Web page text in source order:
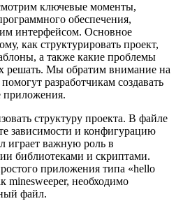
ключевые моменты,
обеспечения,
интерфейсом. Основное
как структурировать проект,
а также какие проблемы
решать. Мы обратим внимание на
разработчикам создавать
структуру проекта. В файле
зависимости и конфигурацию
играет важную роль в
библиотеками и скриптами.
приложения типа «hello
minesweeper, необходимо
файл.